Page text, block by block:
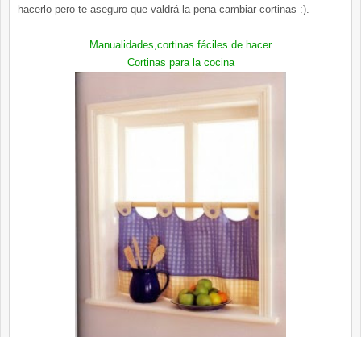
hacerlo pero te aseguro que valdrá la pena cambiar cortinas :).
Manualidades,cortinas fáciles de hacer
Cortinas para la cocina